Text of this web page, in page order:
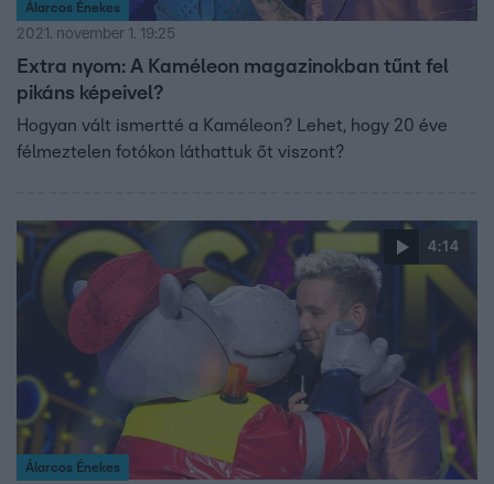
Álarcos Énekes
2021. november 1. 19:25
Extra nyom: A Kaméleon magazinokban tűnt fel
pikáns képeivel?
Hogyan vált ismertté a Kaméleon? Lehet, hogy 20 éve
félmeztelen fotókon láthattuk őt viszont?
4:14
Álarcos Énekes